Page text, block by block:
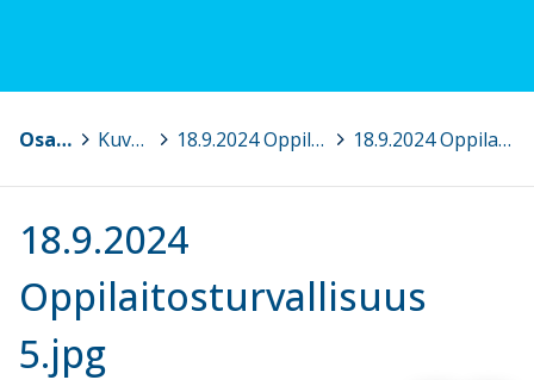
Osaava Satakunta Kuvagalleria 18.9.2024 Oppilaitosturvallisuus – koulutusta rehtoreille, apulaisrehtoreille, koulun turvallisuusvastaaville, Pori 18.9.2024 Oppilaitosturvallisuus 5.jpg
18.9.2024
Oppilaitosturvallisuus
5.jpg